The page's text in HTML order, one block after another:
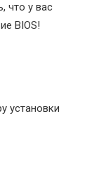
что у вас
BIOS!
установки